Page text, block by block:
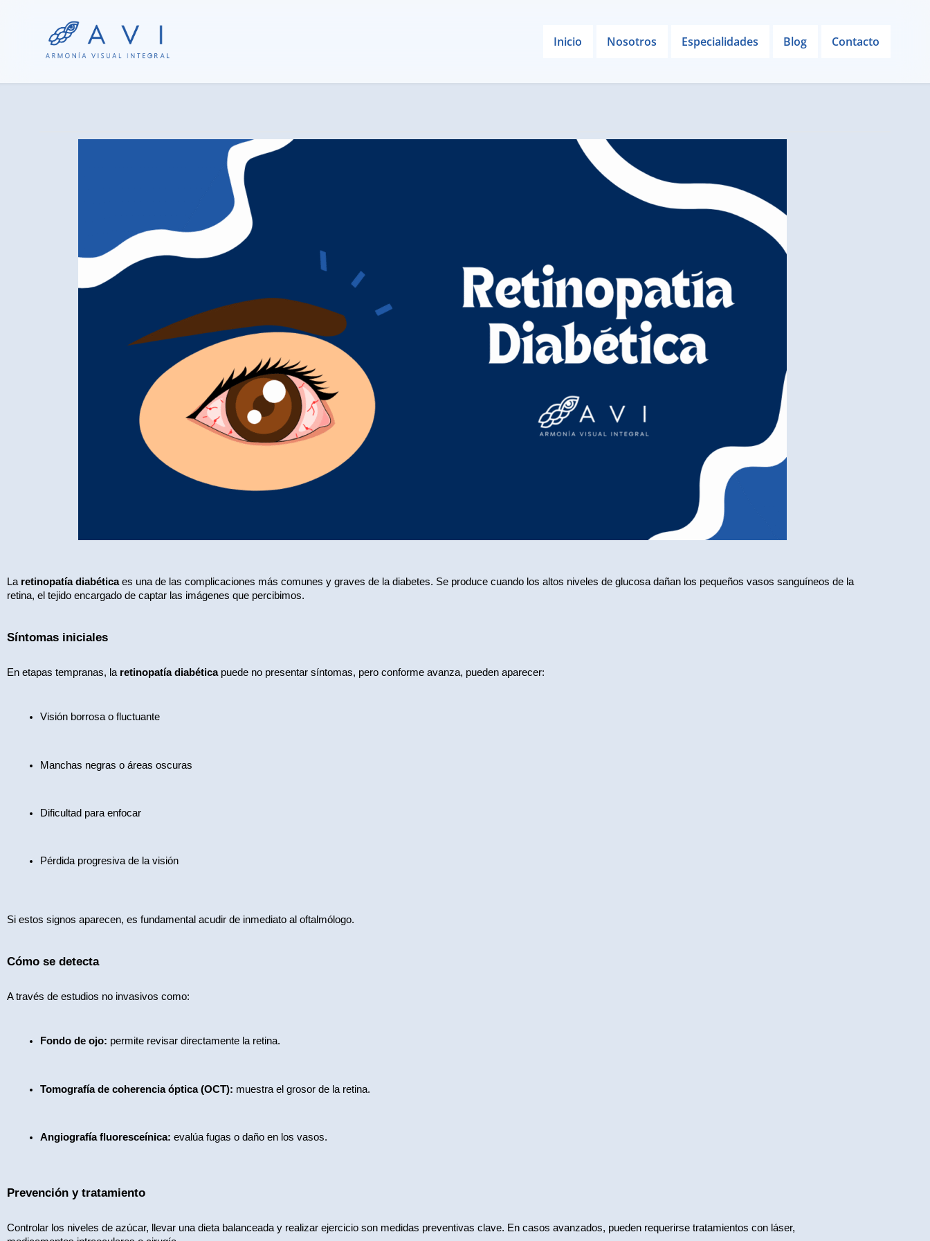
Inicio Nosotros Especialidades Blog Contacto
La retinopatía diabética es una de las complicaciones más comunes y graves de la diabetes. Se produce cuando los altos niveles de glucosa dañan los pequeños vasos sanguíneos de la
retina, el tejido encargado de captar las imágenes que percibimos.
Síntomas iniciales
En etapas tempranas, la retinopatía diabética puede no presentar síntomas, pero conforme avanza, pueden aparecer:
Visión borrosa o fluctuante
Manchas negras o áreas oscuras
Dificultad para enfocar
Pérdida progresiva de la visión
Si estos signos aparecen, es fundamental acudir de inmediato al oftalmólogo.
Cómo se detecta
A través de estudios no invasivos como:
Fondo de ojo: permite revisar directamente la retina.
Tomografía de coherencia óptica (OCT): muestra el grosor de la retina.
Angiografía fluoresceínica: evalúa fugas o daño en los vasos.
Prevención y tratamiento
Controlar los niveles de azúcar, llevar una dieta balanceada y realizar ejercicio son medidas preventivas clave. En casos avanzados, pueden requerirse tratamientos con láser,